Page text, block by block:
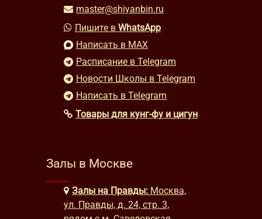
master@shiyanbin.ru
Пишите в WhatsApp
Написать в MAX
Расписание в Telegram
Новости Школы в Telegram
Написать в Telegram
Товары для кунг-фу и цигун
Залы в Москве
Залы на Правды: Москва,
ул. Правды, д. 24, стр. 3,